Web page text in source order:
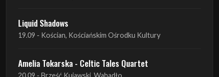
Liquid Shadows
19.09 - Kościan, Kościańskim Ośrodku Kultury
Amelia Tokarska - Celtic Tales Quartet